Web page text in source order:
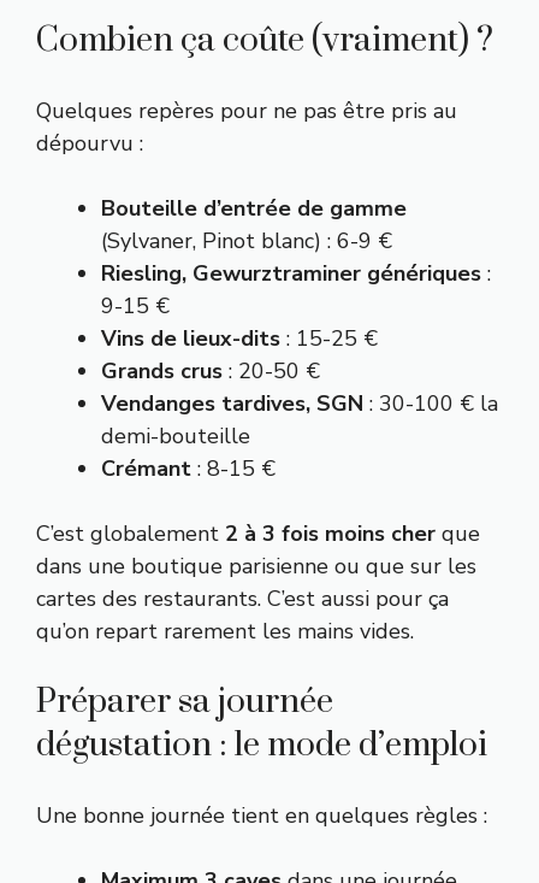
Combien ça coûte (vraiment) ?
Quelques repères pour ne pas être pris au
dépourvu :
Bouteille d’entrée de gamme
(Sylvaner, Pinot blanc) : 6-9 €
Riesling, Gewurztraminer génériques :
9-15 €
Vins de lieux-dits : 15-25 €
Grands crus : 20-50 €
Vendanges tardives, SGN : 30-100 € la
demi-bouteille
Crémant : 8-15 €
C’est globalement 2 à 3 fois moins cher que
dans une boutique parisienne ou que sur les
cartes des restaurants. C’est aussi pour ça
qu’on repart rarement les mains vides.
Préparer sa journée
dégustation : le mode d’emploi
Une bonne journée tient en quelques règles :